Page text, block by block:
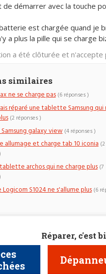
de démarrer avec la touche
est chargée quand je
a plus la pille qui se charge
a été clôturée et n'accepte
similaires
ne se charge pas (6 réponses )
réparé une tablette Samsung qui
(2 réponses )
galaxy view (4 réponses )
allumage et charge tab 10 iconia (2
archos qui ne charge plus (7
S1024 ne s'allume plus (6
Réparer, c'est